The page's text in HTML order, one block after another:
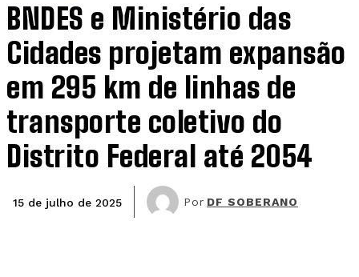
BNDES e Ministério das
Cidades projetam expansão
em 295 km de linhas de
transporte coletivo do
Distrito Federal até 2054
15 de julho de 2025 Por DF SOBERANO